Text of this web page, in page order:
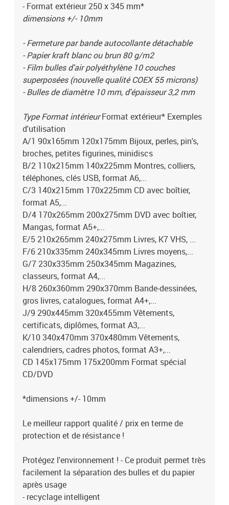
- Format extérieur 250 x 345 mm*
dimensions +/- 10mm
- Fermeture par bande autocollante détachable
- Papier kraft blanc ou brun 80 g/m2
- Film bulles d'air polyéthylène 10 couches
superposées (nouvelle qualité COEX 55 microns)
- Bulles de diamètre 10 mm, d'épaisseur 3,2 mm
Type Format intérieurFormat extérieur* Exemples
d'utilisation
A/1 90x165mm 120x175mm Bijoux, perles, pin's,
broches, petites figurines, minidiscs
B/2 110x215mm 140x225mm Montres, colliers,
téléphones, clés USB, format A6,...
C/3 140x215mm 170x225mm CD avec boîtier,
format A5,...
D/4 170x265mm 200x275mm DVD avec boîtier,
Mangas, format A5+,...
E/5 210x265mm 240x275mm Livres, K7 VHS, ...
F/6 210x335mm 240x345mm Livres moyens,...
G/7 230x335mm 250x345mm Magazines,
classeurs, format A4,...
H/8 260x360mm 290x370mm Bande-dessinées,
gros livres, catalogues, format A4+,...
J/9 290x445mm 320x455mm Vêtements,
certificats, diplômes, format A3,...
K/10 340x470mm 370x480mm Vêtements,
calendriers, cadres photos, format A3+,...
CD 145x175mm 175x200mm Format spécial
CD/DVD
*dimensions +/- 10mm
Le meilleur rapport qualité / prix en terme de
protection et de résistance !
Protégez l'environnement ! - Ce produit permet très
facilement la séparation des bulles et du papier
après usage
- recyclage intelligent